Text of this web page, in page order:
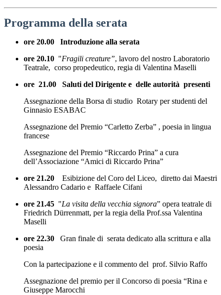
Programma della serata
ore 20.00 Introduzione alla serata
ore 20.10 "Fragili creature”, lavoro del nostro Laboratorio
Teatrale, corso propedeutico, regia di Valentina Maselli
ore 21.00 Saluti del Dirigente e delle autorità presenti
Assegnazione della Borsa di studio Rotary per studenti del
Ginnasio ESABAC
Assegnazione del Premio “Carletto Zerba” , poesia in lingua
francese
Assegnazione del Premio “Riccardo Prina” a cura
dell’Associazione “Amici di Riccardo Prina”
ore 21.20 Esibizione del Coro del Liceo, diretto dai Maestri
Alessandro Cadario e Raffaele Cifani
ore 21.45 "La visita della vecchia signora” opera teatrale di
Friedrich Dürrenmatt, per la regia della Prof.ssa Valentina
Maselli
ore 22.30
Gran finale di serata dedicato alla scrittura e alla
poesia
Con la partecipazione e il commento del prof. Silvio Raffo
Assegnazione del premio per il Concorso di poesia “Rina e
Giuseppe Marocchi